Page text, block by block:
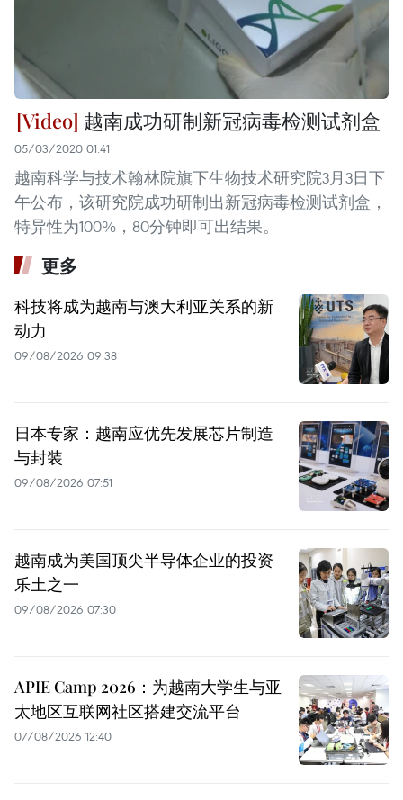
越南成功研制新冠病毒检测试剂盒
05/03/2020 01:41
越南科学与技术翰林院旗下生物技术研究院3月3日下
午公布，该研究院成功研制出新冠病毒检测试剂盒，
特异性为100%，80分钟即可出结果。
更多
科技将成为越南与澳大利亚关系的新
动力
09/08/2026 09:38
日本专家：越南应优先发展芯片制造
与封装
09/08/2026 07:51
越南成为美国顶尖半导体企业的投资
乐土之一
09/08/2026 07:30
APIE Camp 2026：为越南大学生与亚
太地区互联网社区搭建交流平台
07/08/2026 12:40